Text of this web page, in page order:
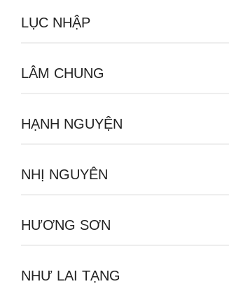
LỤC NHẬP
LÂM CHUNG
HẠNH NGUYỆN
NHỊ NGUYÊN
HƯƠNG SƠN
NHƯ LAI TẠNG